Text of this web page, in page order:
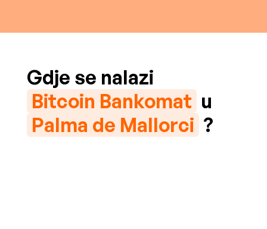
Gdje se nalazi
Bitcoin Bankomat u
Palma de Mallorci ?